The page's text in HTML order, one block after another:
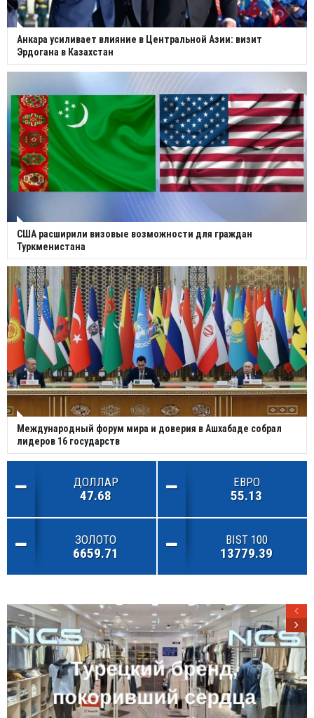
Анкара усиливает влияние в Центральной Азии: визит
Эрдогана в Казахстан
США расширили визовые возможности для граждан
Туркменистана
Международный форум мира и доверия в Ашхабаде собрал
лидеров 16 государств
ДОЛЛАР
47.68
ЕВРО
55.13
ЗОЛОТО
6659.71
BIST 100
13779.39